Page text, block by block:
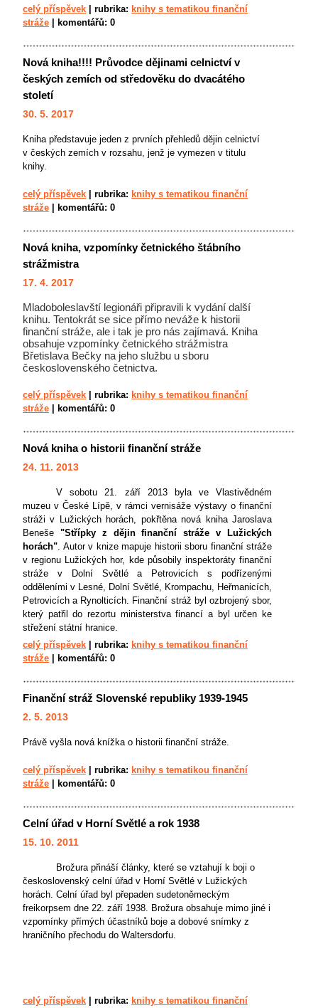
celý příspěvek rubrika: knihy s tematikou finanční
stráže
komentářů: 0
Nová kniha!!!! Průvodce dějinami celnictví v
českých zemích od středověku do dvacátého
století
30. 5. 2017
Kniha představuje jeden z prvních přehledů dějin celnictví
v českých zemích v rozsahu, jenž je vymezen v titulu
knihy.
celý příspěvek rubrika: knihy s tematikou finanční
stráže
komentářů: 0
Nová kniha, vzpomínky četnického štábního
strážmistra
17. 4. 2017
Mladoboleslavští legionáři připravili k vydání další
knihu. Tentokrát se sice přímo neváže k historii
finanční stráže, ale i tak je pro nás zajímavá. Kniha
obsahuje vzpomínky četnického strážmistra
Břetislava Bečky na jeho službu u sboru
československého četnictva.
celý příspěvek rubrika: knihy s tematikou finanční
stráže
komentářů: 0
Nová kniha o historii finanční stráže
24. 11. 2013
V sobotu 21. září 2013 byla ve Vlastivědném
muzeu v České Lípě, v rámci vernisáže výstavy o finanční
stráži v Lužických horách, pokřtěna nová kniha Jaroslava
Beneše "Střípky z dějin finanční stráže v Lužických
horách". Autor v knize mapuje historii sboru finanční stráže
v regionu Lužických hor, kde působily inspektoráty finanční
stráže v Dolní Světlé a Petrovicích s podřízenými
odděleními v Lesné, Dolní Světlé, Krompachu, Heřmanicích,
Petrovicích a Rynolticích. Finanční stráž byl ozbrojený sbor,
který patřil do rezortu ministerstva financí a byl určen ke
střežení státní hranice.
celý příspěvek
rubrika: knihy s tematikou finanční
stráže
komentářů: 0
Finanční stráž Slovenské republiky 1939-1945
2. 5. 2013
Právě vyšla nová knížka o historii finanční stráže.
celý příspěvek rubrika: knihy s tematikou finanční
stráže
komentářů: 0
Celní úřad v Horní Světlé a rok 1938
15. 10. 2011
Brožura přináší články, které se vztahují k boji o
československý celní úřad v Horní Světlé v Lužických
horách. Celní úřad byl přepaden sudetoněmeckým
freikorpsem dne 22. září 1938. Brožura obsahuje mimo jiné i
vzpomínky přímých účastníků boje a dobové snímky z
hraničního přechodu do Waltersdorfu.
celý příspěvek rubrika: knihy s tematikou finanční